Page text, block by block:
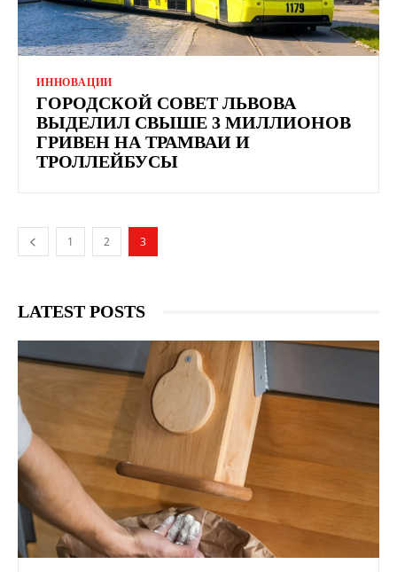
ИННОВАЦИИ
ГОРОДСКОЙ СОВЕТ ЛЬВОВА
ВЫДЕЛИЛ СВЫШЕ 3 МИЛЛИОНОВ
ГРИВЕН НА ТРАМВАИ И
ТРОЛЛЕЙБУСЫ
1 2 3
LATEST POSTS